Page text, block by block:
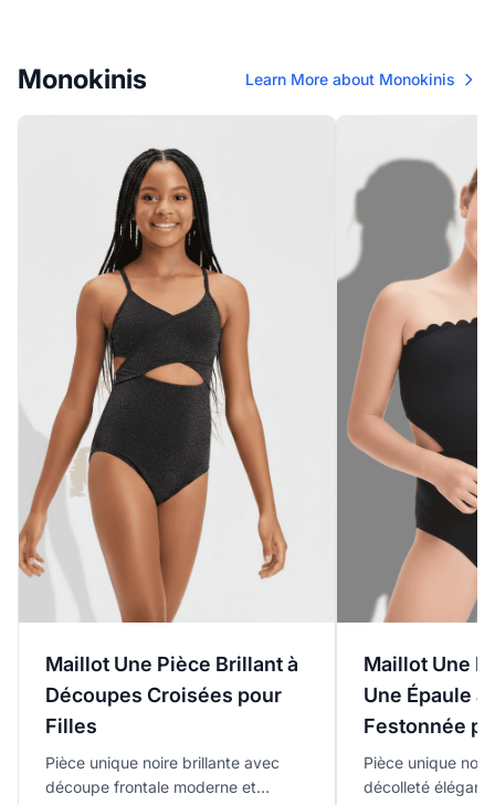
Monokinis Learn More about Monokinis
Maillot Une Pièce Brillant à
Découpes Croisées pour
Filles
Pièce unique noire brillante avec
découpe frontale moderne et
Maillot Une
Une Épaule
Festonnée
Pièce unique
décolleté élégant